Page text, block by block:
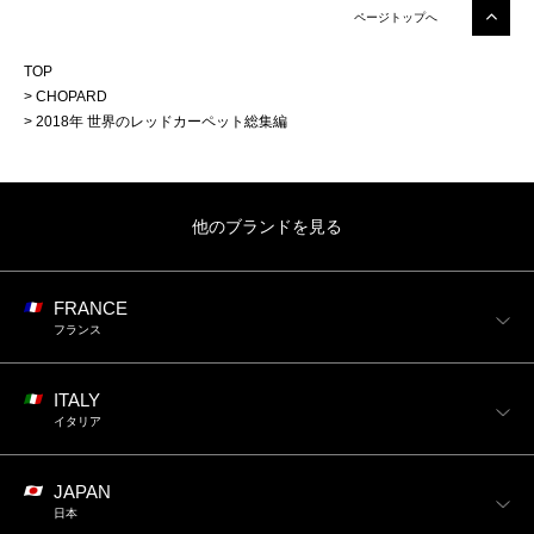
ページトップへ
TOP
CHOPARD
2018年 世界のレッドカーペット総集編
他のブランドを見る
FRANCE
フランス
ITALY
イタリア
JAPAN
日本